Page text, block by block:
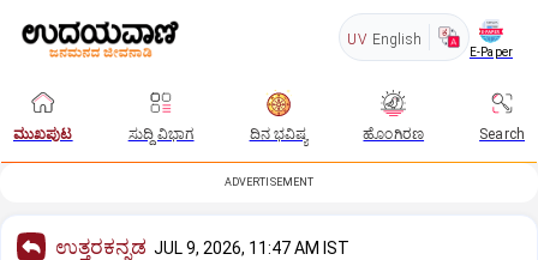
UV English
E-Paper
ಮುಖಪುಟ ಸುದ್ದಿ ವಿಭಾಗ ದಿನ ಭವಿಷ್ಯ ಹೊಂಗಿರಣ Search
ADVERTISEMENT
ಉತ್ತರಕನ್ನಡ JUL 9, 2026, 11:47 AM IST